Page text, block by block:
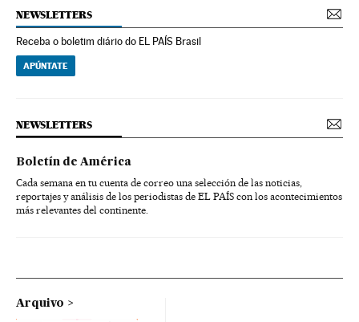
NEWSLETTERS
Receba o boletim diário do EL PAÍS Brasil
APÚNTATE
NEWSLETTERS
Boletín de América
Cada semana en tu cuenta de correo una selección de las noticias,
reportajes y análisis de los periodistas de EL PAÍS con los acontecimientos
más relevantes del continente.
Arquivo